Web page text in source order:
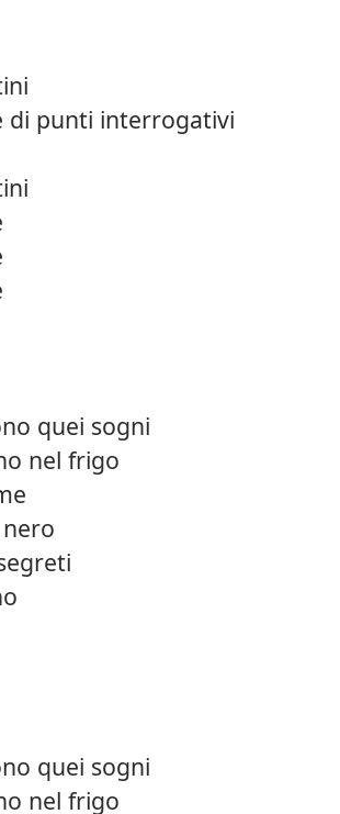
di punti interrogativi
quei sogni
nel frigo
quei sogni
nel frigo